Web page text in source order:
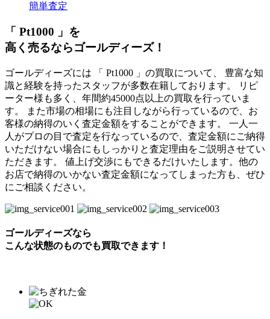
簡単査定
「 Pt1000 」を
高く売るならゴールディーズ！
ゴールディーズには 「 Pt1000 」の買取について、 豊富な知
識と経験を持ったスタッフが多数在籍しております。 リピ
ーター様も多く、年間約45000点以上の買取を行っていま
す。 また市場の相場にも注目しながら行っているので、お
客様の納得のいく査定金額をすることができます。 一人一
人がプロの目で査定を行なっているので、査定金額にご納得
いただけない場合にもしっかりと査定理由をご説明させてい
ただきます。 値上げ交渉にもできるだけいたします。他の
お店で納得のいかない査定金額になってしまった方も、ぜひ
にご相談ください。
ゴールディーズなら
こんな状態のものでも買取できます！